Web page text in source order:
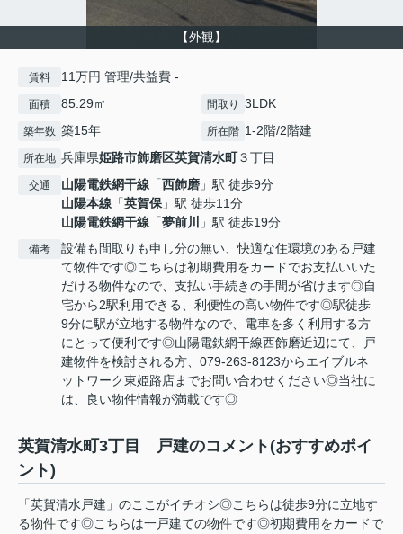
【外観】
賃料 11万円 管理/共益費 -
面積 85.29㎡ 間取り 3LDK
築年数 築15年 所在階 1‐2階/2階建
所在地 兵庫県姫路市飾磨区英賀清水町３丁目
交通 山陽電鉄網干線 「西飾磨 」駅 徒歩9分
山陽本線 「英賀保」駅 徒歩11分
山陽電鉄網干線 「夢前川 」駅 徒歩19分
備考
設備も間取りも申し分の無い、快適な住環境のある戸建
て物件です◎こちらは初期費用をカードでお支払いいた
だける物件なので、支払い手続きの手間が省けます◎自
宅から2駅利用できる、利便性の高い物件です◎駅徒歩
9分に駅が立地する物件なので、電車を多く利用する方
にとって便利です◎山陽電鉄網干線西飾磨近辺にて、戸
建物件を検討される方、079-263-8123からエイブルネ
ットワーク東姫路店までお問い合わせください◎当社に
は、良い物件情報が満載です◎
英賀清水町3丁目 戸建のコメント(おすすめポイ
ント)
「英賀清水戸建」のここがイチオシ◎こちらは徒歩9分に立地す
る物件です◎こちらは一戸建ての物件です◎初期費用をカードで